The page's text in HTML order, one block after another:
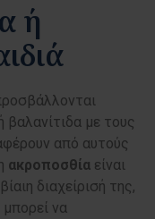
ή
με τους
από αυτούς
ακροποσθία είναι
διαχείρισή της,
να